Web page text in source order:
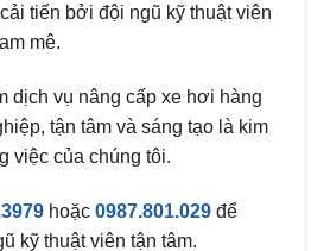
tiến bởi đội ngũ kỹ thuật viên
mê.
dịch vụ nâng cấp xe hơi hàng
tận tâm và sáng tạo là kim
việc của chúng tôi.
hoặc 0987.801.029 để
kỹ thuật viên tận tâm.